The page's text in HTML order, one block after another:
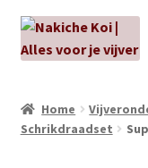
Ga
door
Ga
naar
Kabouters
Home
Schrikdraadset